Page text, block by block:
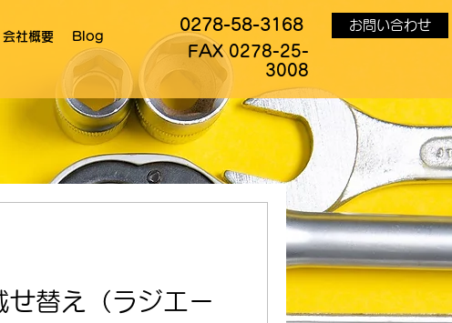
会社概要 Blog
0278-58-3168
FAX 0278-25-
3008
お問い合わせ
せ替え（ラジエー